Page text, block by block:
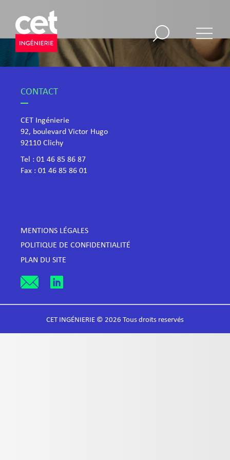
CONTACT
CET Ingénierie
92, boulevard Victor Hugo
​92110 Clichy
Tel : 01 46 85 86 87
Fax : 01 46 85 86 01
MENTIONS LÉGALES
POLITIQUE DE CONFIDENTIALITÉ
PLAN DU SITE
CET INGÉNIERIE © 2026 Tous droits reservés